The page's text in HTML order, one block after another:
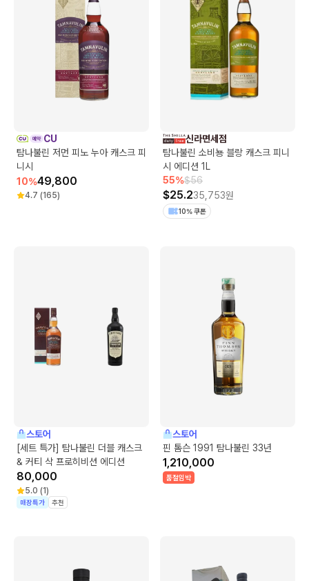
CU
탐나불린 저먼 피노 누아 캐스크 피
니시
10%49,800
4.7 (165)
신라면세점
탐나불린 소비뇽 블랑 캐스크 피니
시 에디션 1L
55%$56
$25.235,753원
10% 쿠폰
스토어
[세트 특가] 탐나불린 더블 캐스크
& 커티 삭 프로히비션 에디션
80,000
5.0 (1)
매장특가 추천
스토어
핀 톰슨 1991 탐나불린 33년
1,210,000
품절임박